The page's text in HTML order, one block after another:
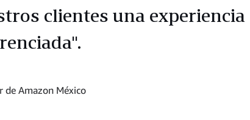
clientes una experiencia
de Amazon México